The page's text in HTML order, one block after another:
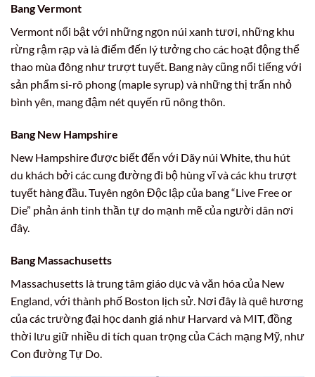
Bang Vermont
Vermont nổi bật với những ngọn núi xanh tươi, những khu
rừng rậm rạp và là điểm đến lý tưởng cho các hoạt động thể
thao mùa đông như trượt tuyết. Bang này cũng nổi tiếng với
sản phẩm si-rô phong (maple syrup) và những thị trấn nhỏ
bình yên, mang đậm nét quyến rũ nông thôn.
Bang New Hampshire
New Hampshire được biết đến với Dãy núi White, thu hút
du khách bởi các cung đường đi bộ hùng vĩ và các khu trượt
tuyết hàng đầu. Tuyên ngôn Độc lập của bang “Live Free or
Die” phản ánh tinh thần tự do mạnh mẽ của người dân nơi
đây.
Bang Massachusetts
Massachusetts là trung tâm giáo dục và văn hóa của New
England, với thành phố Boston lịch sử. Nơi đây là quê hương
của các trường đại học danh giá như Harvard và MIT, đồng
thời lưu giữ nhiều di tích quan trọng của Cách mạng Mỹ, như
Con đường Tự Do.